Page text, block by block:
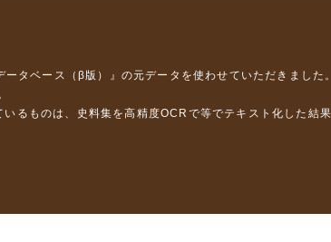
タベース（β版）』 の元データを使わせていただきまし
るものは、史料集を高精度OCRで等でテキスト化した結